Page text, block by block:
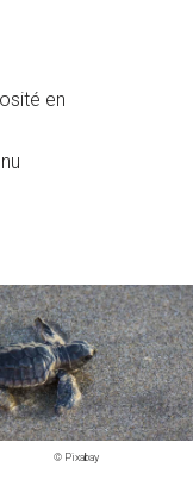
en
© Pixabay